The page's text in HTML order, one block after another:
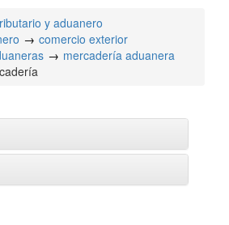
y aduanero
comercio exterior
mercadería aduanera